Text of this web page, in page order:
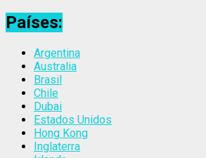
Países:
Argentina
Australia
Brasil
Chile
Dubai
Estados Unidos
Hong Kong
Inglaterra